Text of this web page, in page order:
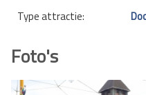
Type attractie:
Foto's